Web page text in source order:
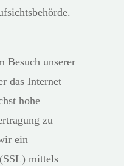
Besuch unserer
das Internet
hohe
zu
ein
mittels